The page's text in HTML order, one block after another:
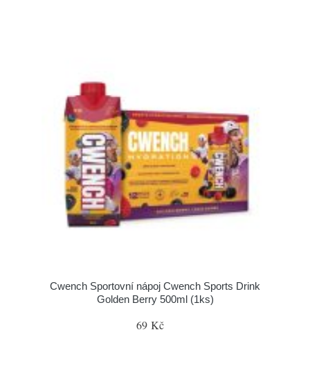
Cwench Sportovní nápoj Cwench Sports Drink
Golden Berry 500ml (1ks)
69 Kč